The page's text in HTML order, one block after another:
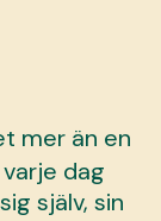
mer än en
dag
själv, sin